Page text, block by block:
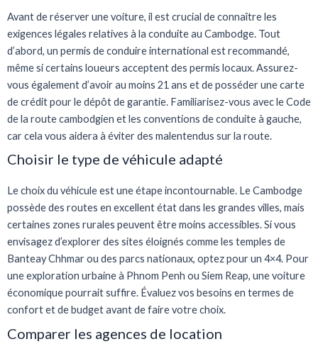
Avant de réserver une voiture, il est crucial de connaître les
exigences légales relatives à la conduite au Cambodge. Tout
d’abord, un permis de conduire international est recommandé,
même si certains loueurs acceptent des permis locaux. Assurez-
vous également d’avoir au moins 21 ans et de posséder une carte
de crédit pour le dépôt de garantie. Familiarisez-vous avec le Code
de la route cambodgien et les conventions de conduite à gauche,
car cela vous aidera à éviter des malentendus sur la route.
Choisir le type de véhicule adapté
Le choix du véhicule est une étape incontournable. Le Cambodge
possède des routes en excellent état dans les grandes villes, mais
certaines zones rurales peuvent être moins accessibles. Si vous
envisagez d’explorer des sites éloignés comme les temples de
Banteay Chhmar ou des parcs nationaux, optez pour un 4×4. Pour
une exploration urbaine à Phnom Penh ou Siem Reap, une voiture
économique pourrait suffire. Évaluez vos besoins en termes de
confort et de budget avant de faire votre choix.
Comparer les agences de location